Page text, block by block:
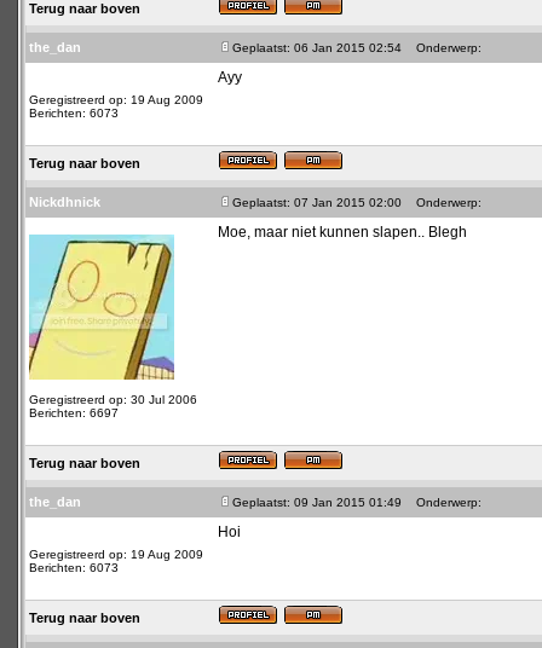
Terug naar boven
the_dan Geplaatst: 06 Jan 2015 02:54 Onderwerp:
Geregistreerd op: 19 Aug 2009
Berichten: 6073
Ayy
Terug naar boven
Nickdhnick Geplaatst: 07 Jan 2015 02:00 Onderwerp:
Geregistreerd op: 30 Jul 2006
Berichten: 6697
Moe, maar niet kunnen slapen.. Blegh
Terug naar boven
the_dan Geplaatst: 09 Jan 2015 01:49 Onderwerp:
Geregistreerd op: 19 Aug 2009
Berichten: 6073
Hoi
Terug naar boven